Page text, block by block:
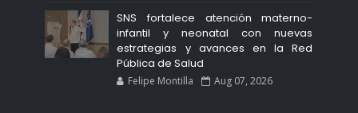
SNS fortalece atención materno-
infantil y neonatal con nuevas
estrategias y avances en la Red
Pública de Salud
Felipe Montilla Aug 07, 2026